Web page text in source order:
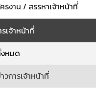
รงาน / สรรหาเจ้าหน้าที่
เจ้าหน้าที่
หมด
วการเจ้าหน้าที่